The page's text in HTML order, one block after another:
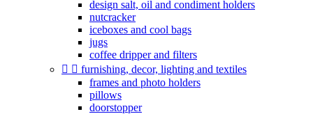
design salt, oil and condiment holders
nutcracker
iceboxes and cool bags
jugs
coffee dripper and filters
  furnishing, decor, lighting and textiles
frames and photo holders
pillows
doorstopper